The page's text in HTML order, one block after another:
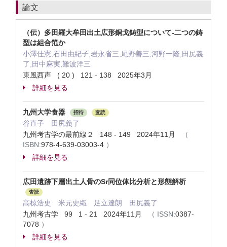
論文
（伝）多田羅大牟田出土広形銅戈鋳型について-二つの鋳
型は組合笵か
小澤佳憲,石田由紀子,岩永省三,尾野善三,河野一隆,田尻義
了,田中麻実,難波洋三
東風西声 ( 20 ) 121 - 138 2025年3月
詳細を見る
九州大学食器 招待 査読
谷直子 田尻義了
九州考古学の最前線２ 148 - 149 2024年11月
（
ISBN:978-4-639-03003-4 ）
詳細を見る
広田遺跡下層出土人骨のSr同位体比分析と形態解析
査読
高椋浩史 米元史織 足立達朗 田尻義了
九州考古学 99 1 - 21 2024年11月
（ ISSN:0387-
7078 ）
詳細を見る